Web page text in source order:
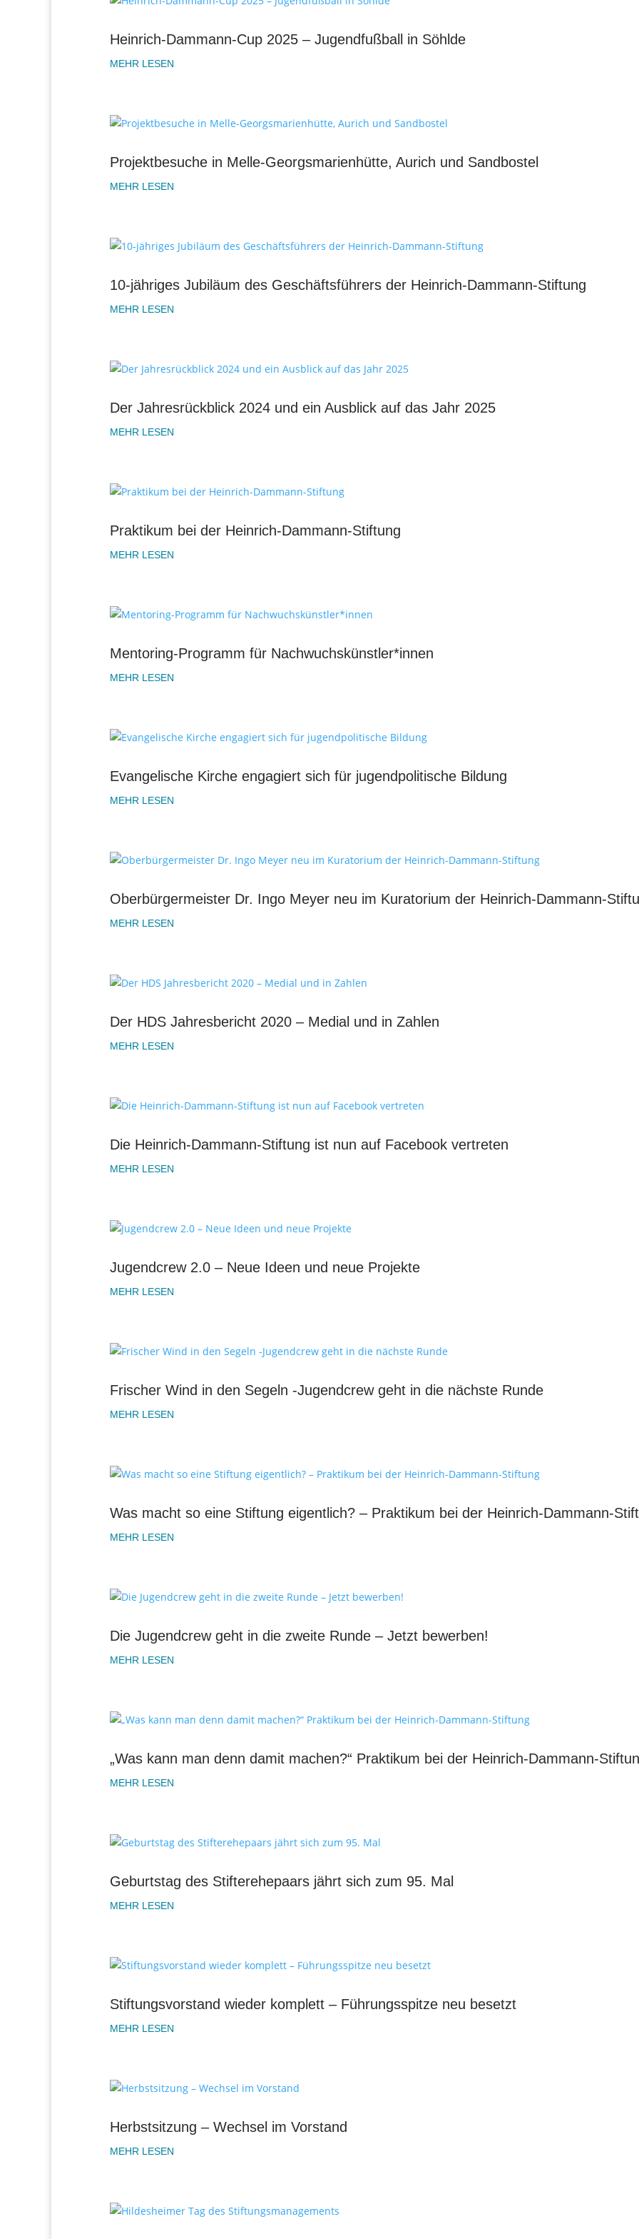
Heinrich-Dammann-Cup 2025 – Jugendfußball in Söhlde
MEHR LESEN
Projektbesuche in Melle-Georgsmarienhütte, Aurich und Sandbostel
MEHR LESEN
10-jähriges Jubiläum des Geschäftsführers der Heinrich-Dammann-Stiftung
MEHR LESEN
Der Jahresrückblick 2024 und ein Ausblick auf das Jahr 2025
MEHR LESEN
Praktikum bei der Heinrich-Dammann-Stiftung
MEHR LESEN
Mentoring-Programm für Nachwuchskünstler*innen
MEHR LESEN
Evangelische Kirche engagiert sich für jugendpolitische Bildung
MEHR LESEN
Oberbürgermeister Dr. Ingo Meyer neu im Kuratorium der Heinrich-Dammann-
MEHR LESEN
Der HDS Jahresbericht 2020 – Medial und in Zahlen
MEHR LESEN
Die Heinrich-Dammann-Stiftung ist nun auf Facebook vertreten
MEHR LESEN
Jugendcrew 2.0 – Neue Ideen und neue Projekte
MEHR LESEN
Frischer Wind in den Segeln -Jugendcrew geht in die nächste Runde
MEHR LESEN
Was macht so eine Stiftung eigentlich? – Praktikum bei der Heinrich-Dammann-
MEHR LESEN
Die Jugendcrew geht in die zweite Runde – Jetzt bewerben!
MEHR LESEN
„Was kann man denn damit machen?“ Praktikum bei der Heinrich-Dammann-
MEHR LESEN
Geburtstag des Stifterehepaars jährt sich zum 95. Mal
MEHR LESEN
Stiftungsvorstand wieder komplett – Führungsspitze neu besetzt
MEHR LESEN
Herbstsitzung – Wechsel im Vorstand
MEHR LESEN